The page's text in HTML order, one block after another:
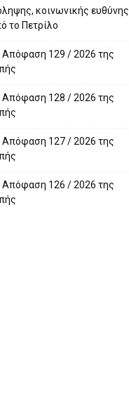
κοινωνικής ευθύνης
το Πετρίλο
129 / 2026 της
128 / 2026 της
127 / 2026 της
126 / 2026 της